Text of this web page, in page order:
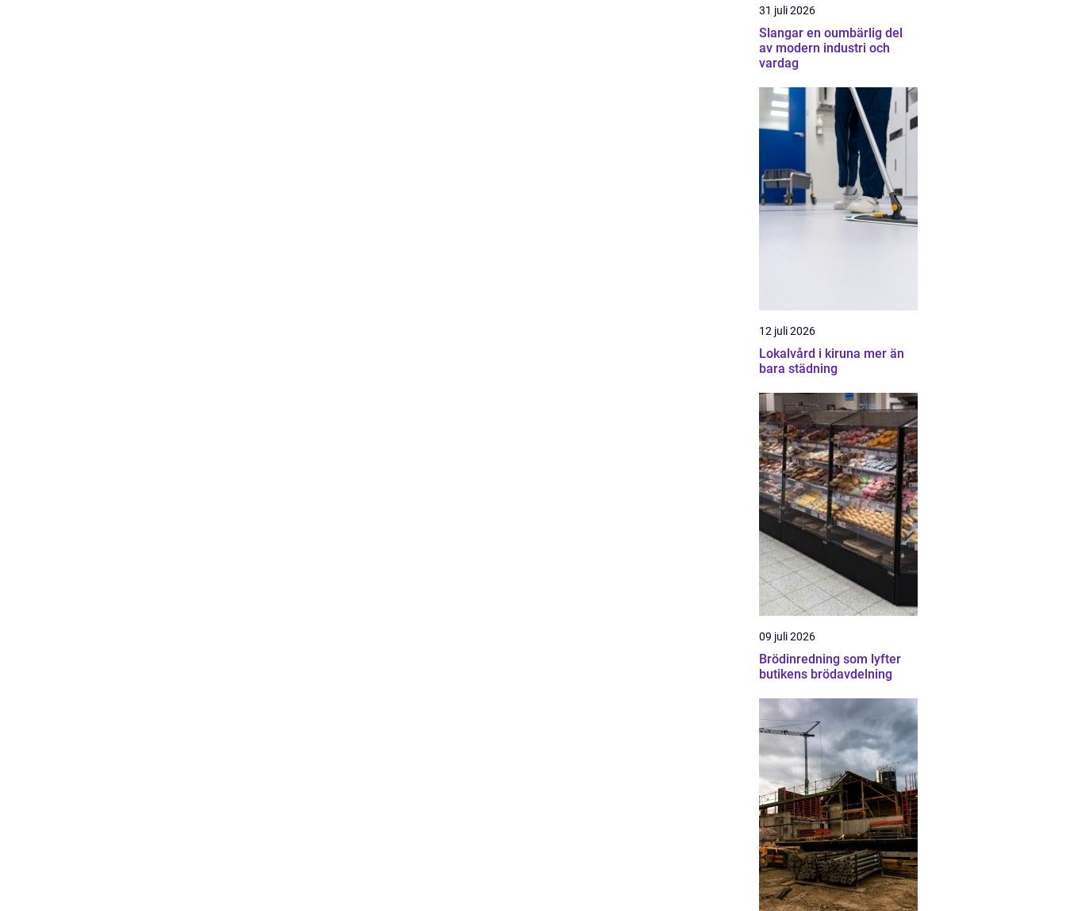
31 juli 2026
Slangar en oumbärlig del
av modern industri och
vardag
12 juli 2026
Lokalvård i kiruna mer än
bara städning
09 juli 2026
Brödinredning som lyfter
butikens brödavdelning